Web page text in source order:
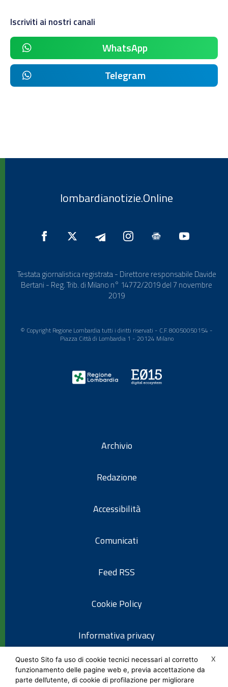
Iscriviti ai nostri canali
WhatsApp
Telegram
lombardianotizie.Online
Testata giornalistica registrata - Direttore responsabile Davide
Bertani - Reg. Trib. di Milano n° 14772/2019 del 7 novembre
2019
© Copyright Regione Lombardia tutti i diritti riservati - C.F. 80050050154 -
Piazza Città di Lombardia 1 - 20124 Milano
Archivio
Redazione
Accessibilità
Comunicati
Feed RSS
Cookie Policy
Informativa privacy
Note legali
X
Questo Sito fa uso di cookie tecnici necessari al corretto
funzionamento delle pagine web e, previa accettazione da
parte dell’utente, di cookie di profilazione per migliorare